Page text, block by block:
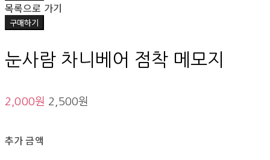
목록으로 가기
구매하기
눈사람 차니베어 점착 메모지
2,000원 2,500원
추가 금액